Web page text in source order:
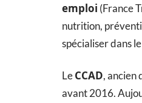
emploi (France
nutrition,
spécialiser dans le
LeCCAD, ancien
avant 2016.